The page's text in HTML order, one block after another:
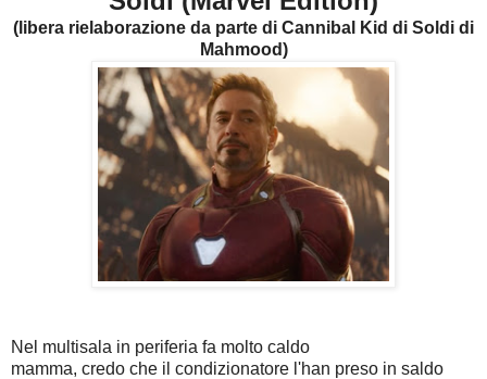
(libera rielaborazione da parte di Cannibal Kid di Soldi di
Mahmood)
Nel multisala in periferia fa molto caldo
mamma, credo che il condizionatore l'han preso in saldo